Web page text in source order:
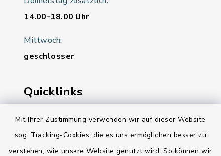
Mit Ihrer Zustimmung verwenden wir auf dieser Website
sog. Tracking-Cookies, die es uns ermöglichen besser zu
verstehen, wie unsere Website genutzt wird. So können wir
14.00-18.00 Uhr
Mittwoch:
geschlossen
Quicklinks
Ihre Behördennummer 115
Landesregierung Schleswig-Holstein